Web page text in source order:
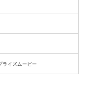
ライズムービー